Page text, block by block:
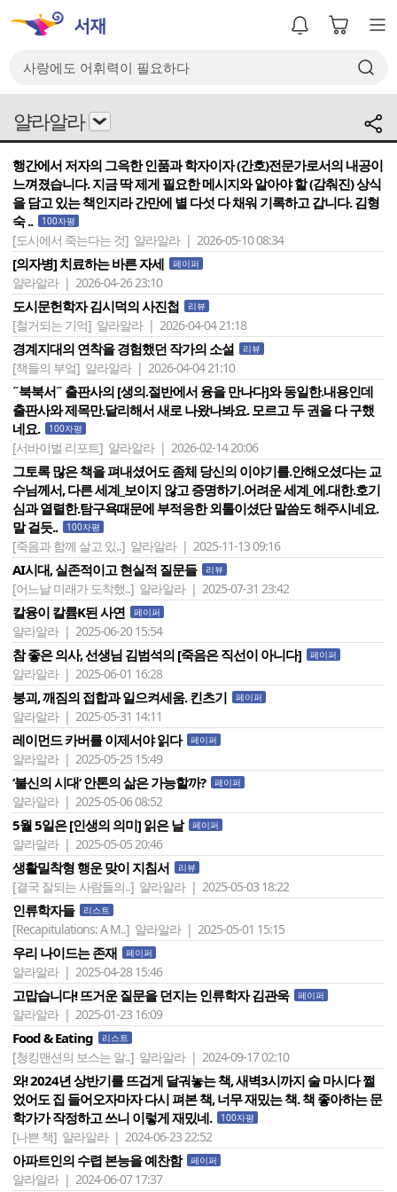
얄라알라
행간에서 저자의 그윽한 인품과 학자이자 (간호)전문가로서의 내공이
느껴졌습니다. 지금 딱 제게 필요한 메시지와 알아야 할 (감춰진) 상식
을 담고 있는 책인지라 간만에 별 다섯 다 채워 기록하고 갑니다. 김형
숙 ..
100자평
[도시에서 죽는다는 것] 얄라알라 | 2026-05-10 08:34
[의자병] 치료하는 바른 자세 페이퍼
얄라알라 | 2026-04-26 23:10
도시문헌학자 김시덕의 사진첩 리뷰
[철거되는 기억] 얄라알라 | 2026-04-04 21:18
경계지대의 연착을 경험했던 작가의 소설 리뷰
[책들의 부엌] 얄라알라 | 2026-04-04 21:10
˝북북서˝ 출판사의 [생의.절반에서 융을 만나다]와 동일한.내용인데
출판사와 제목만.달리해서 새로 나왔나봐요. 모르고 두 권을 다 구했
네요.
100자평
[서바이벌 리포트] 얄라알라 | 2026-02-14 20:06
그토록 많은 책을 펴내셨어도 좀체 당신의 이야기를.안해오셨다는 교
수님께서, 다른 세계_보이지 않고 증명하기.어려운 세계_에.대한.호기
심과 열렬한.탐구욕때문에 부적응한 외톨이셨단 말씀도 해주시네요.
말 걸듯..
100자평
[죽음과 함께 살고 있..] 얄라알라 | 2025-11-13 09:16
AI시대, 실존적이고 현실적 질문들 리뷰
[어느날 미래가 도착했..] 얄라알라 | 2025-07-31 23:42
칼융이 칼륨K된 사연 페이퍼
얄라알라 | 2025-06-20 15:54
참 좋은 의사, 선생님 김범석의 [죽음은 직선이 아니다] 페이퍼
얄라알라 | 2025-06-01 16:28
붕괴, 깨짐의 접합과 일으켜세움. 킨츠기 페이퍼
얄라알라 | 2025-05-31 14:11
레이먼드 카버를 이제서야 읽다 페이퍼
얄라알라 | 2025-05-25 15:49
‘불신의 시대‘ 안톤의 삶은 가능할까? 페이퍼
얄라알라 | 2025-05-06 08:52
5월 5일은 [인생의 의미] 읽은 날 페이퍼
얄라알라 | 2025-05-05 20:46
생활밀착형 행운 맞이 지침서 리뷰
[결국 잘되는 사람들의..] 얄라알라 | 2025-05-03 18:22
인류학자들 리스트
[Recapitulations: A M..] 얄라알라 | 2025-05-01 15:15
우리 나이드는 존재 페이퍼
얄라알라 | 2025-04-28 15:46
고맙습니다! 뜨거운 질문을 던지는 인류학자 김관욱 페이퍼
얄라알라 | 2025-01-23 16:09
Food & Eating 리스트
[청킹맨션의 보스는 알..] 얄라알라 | 2024-09-17 02:10
와! 2024년 상반기를 뜨겁게 달궈놓는 책, 새벽3시까지 술 마시다 쩔
었어도 집 들어오자마자 다시 펴본 책, 너무 재밌는 책. 책 좋아하는 문
학가가 작정하고 쓰니 이렇게 재밌네.
100자평
[나쁜 책] 얄라알라 | 2024-06-23 22:52
아파트인의 수렵 본능을 예찬함 페이퍼
얄라알라 | 2024-06-07 17:37